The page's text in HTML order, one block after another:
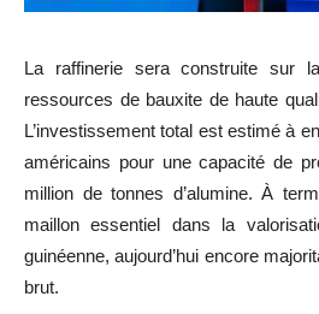
La raffinerie sera construite sur
ressources de bauxite de haute
L’investissement total est estimé à
américains pour une capacité de
million de tonnes d’alumine. À
maillon essentiel dans la
guinéenne, aujourd’hui encore
brut.